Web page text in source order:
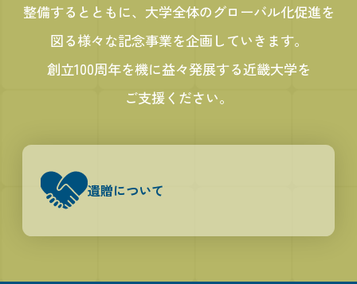
整備するとともに、大学全体のグローバル化促進を
図る様々な記念事業を企画していきます。
創立100周年を機に益々発展する近畿大学を
ご支援ください。
遺贈について